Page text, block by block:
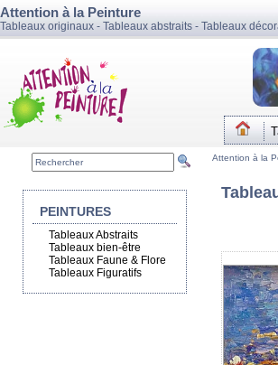
Attention à la Peinture
Tableaux originaux - Tableaux abstraits - Tableaux
Attention à la
PEINTURES
Tableaux Abstraits
Tableaux bien-être
Tableaux Faune & Flore
Tableaux Figuratifs